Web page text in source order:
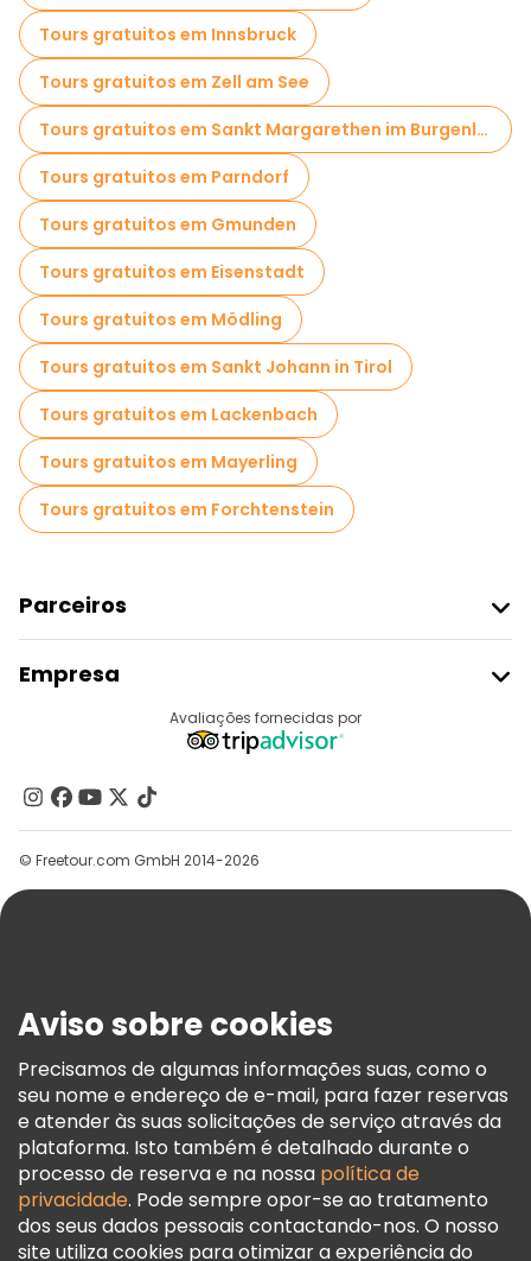
Visitas para pequenos grupos em Viena
Visitas ao mercado em Viena
Visitas de degustação locais em Viena
Tours de Natal em Viena
Passeios gratuitos de um dia em Viena
Passeios a pé noturnos gratuitos em Viena
Passeios de bicicleta em Viena
Passeios gastronômicos em Viena
Passeios gratuitos perto The Hofburg
Passeios gratuitos perto St. Stephen's Cathedral
Passeios gratuitos perto Albertina
Tours gratuitos em Innsbruck
Tours gratuitos em Zell am See
Tours gratuitos em Sankt Margarethen im Burgenland
Tours gratuitos em Parndorf
Tours gratuitos em Gmunden
Tours gratuitos em Eisenstadt
Tours gratuitos em Mödling
Tours gratuitos em Sankt Johann in Tirol
Tours gratuitos em Lackenbach
Tours gratuitos em Mayerling
Tours gratuitos em Forchtenstein
Parceiros
Registo Do Fornecedor
Programa De Afiliados
Empresa
Contacte-Nos
Grupos
Ajuda
Termos E Informações Legais
Política De Cookies
Freetour Prémios
Programa De Fidelidade
Avaliações fornecidas por
© Freetour.com GmbH 2014-2026
Aviso sobre cookies
Precisamos de algumas informações suas, como o
seu nome e endereço de e-mail, para fazer reservas
e atender às suas solicitações de serviço através da
plataforma. Isto também é detalhado durante o
processo de reserva e na nossa política de
privacidade. Pode sempre opor-se ao tratamento
dos seus dados pessoais contactando-nos. O nosso
site utiliza cookies para otimizar a experiência do